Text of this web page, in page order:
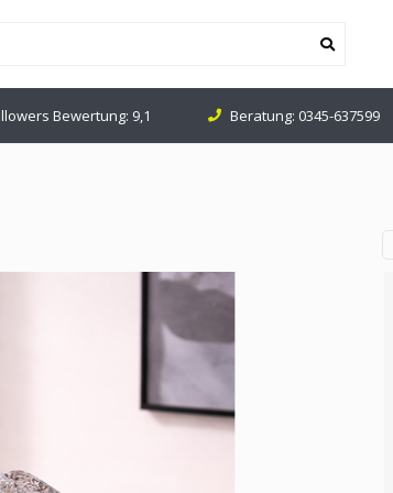
Bewertung: 9,1 Beratung: 0345-637599